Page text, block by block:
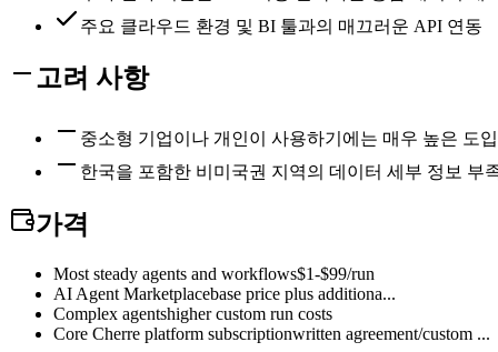
주요 클라우드 환경 및 BI 툴과의 매끄러운 API 연동
고려 사항
중소형 기업이나 개인이 사용하기에는 매우 높은 도
한국을 포함한 비미국권 지역의 데이터 세부 정보 부
가격
Most steady agents and workflows$1-$99/run
AI Agent Marketplacebase price plus additiona...
Complex agentshigher custom run costs
Core Cherre platform subscriptionwritten agreement/custom ...